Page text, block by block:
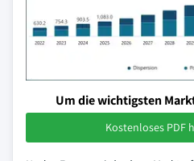
Um die wichtigsten
Kostenloses PDF